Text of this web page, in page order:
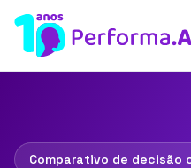
Comparativo de decisão